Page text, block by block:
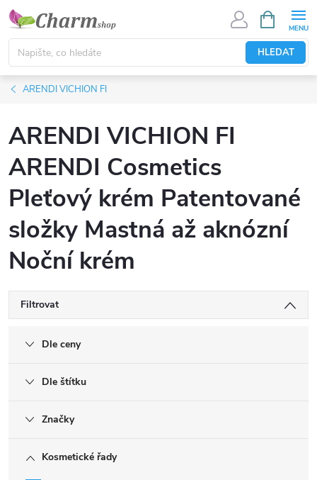
Přejít
obsah
HLEDAT
NÁKUPNÍ
KOŠÍK
ARENDI VICHION FI
ARENDI VICHION FI
ARENDI Cosmetics
Pleťový krém Patentované
složky Mastná až aknózní
Noční krém
Filtrovat
Dle ceny
Dle štítku
Značky
Kosmetické řady